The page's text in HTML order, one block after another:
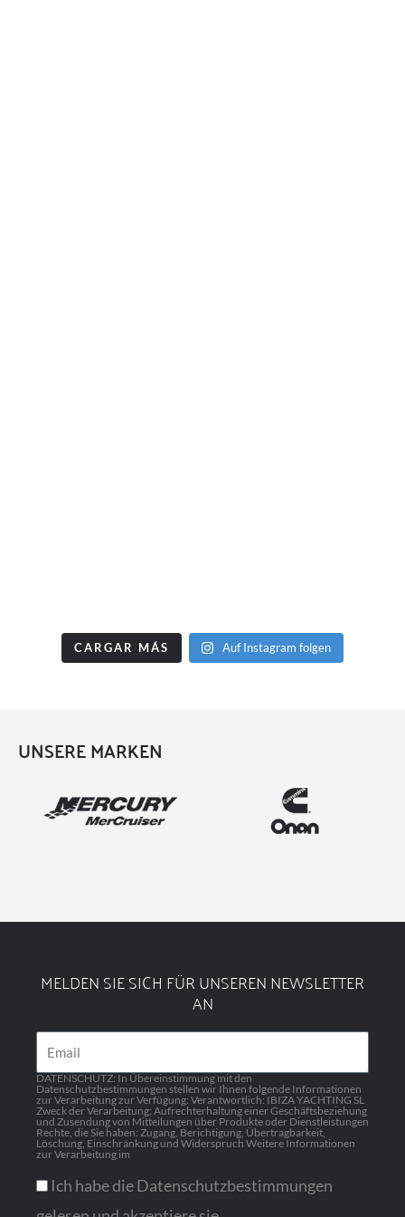
CARGAR MÁS Auf Instagram folgen
UNSERE MARKEN
MELDEN SIE SICH FÜR UNSEREN NEWSLETTER
AN
Email
DATENSCHUTZ: In Übereinstimmung mit den
Datenschutzbestimmungen stellen wir Ihnen folgende Informationen
zur Verarbeitung zur Verfügung: Verantwortlich: IBIZA YACHTING SL
Zweck der Verarbeitung: Aufrechterhaltung einer Geschäftsbeziehung
und Zusendung von Mitteilungen über Produkte oder Dienstleistungen
Rechte, die Sie haben: Zugang, Berichtigung, Übertragbarkeit,
Löschung, Einschränkung und Widerspruch Weitere Informationen
zur Verarbeitung im
Ich habe die Datenschutzbestimmungen